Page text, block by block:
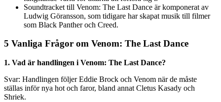
Soundtracket till Venom: The Last Dance är komponerat av
Ludwig Göransson, som tidigare har skapat musik till filmer
som Black Panther och Creed.
5 Vanliga Frågor om Venom: The Last Dance
1. Vad är handlingen i Venom: The Last Dance?
Svar: Handlingen följer Eddie Brock och Venom när de måste
ställas inför nya hot och faror, bland annat Cletus Kasady och
Shriek.